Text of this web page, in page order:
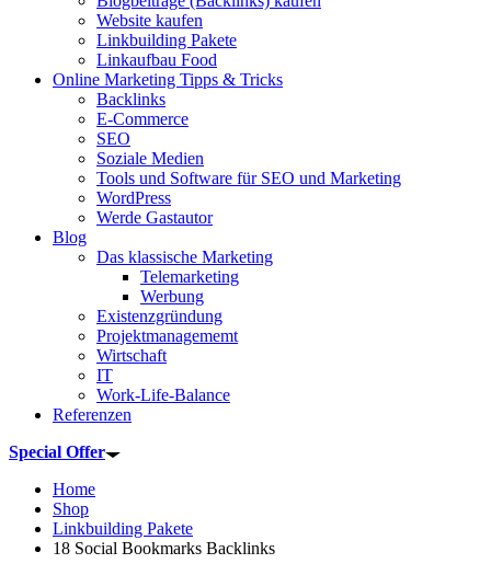
Website kaufen
Linkbuilding Pakete
Linkaufbau Food
Online Marketing Tipps & Tricks
Backlinks
E-Commerce
SEO
Soziale Medien
Tools und Software für SEO und Marketing
WordPress
Werde Gastautor
Blog
Das klassische Marketing
Telemarketing
Werbung
Existenzgründung
Projektmanagememt
Wirtschaft
IT
Work-Life-Balance
Referenzen
Special Offer
Home
Shop
Linkbuilding Pakete
18 Social Bookmarks Backlinks